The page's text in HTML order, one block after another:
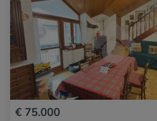
€ 75.000